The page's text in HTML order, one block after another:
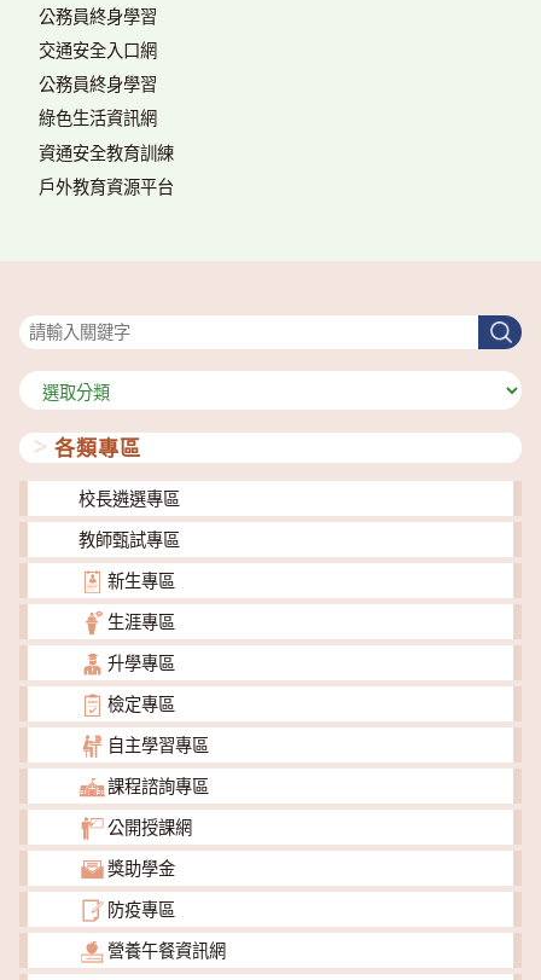
公務員終身學習
交通安全入口網
公務員終身學習
綠色生活資訊網
資通安全教育訓練
戶外教育資源平台
搜
尋
分
類
各類專區
校長遴選專區
教師甄試專區
新生專區
生涯專區
升學專區
檢定專區
自主學習專區
課程諮詢專區
公開授課網
獎助學金
防疫專區
營養午餐資訊網